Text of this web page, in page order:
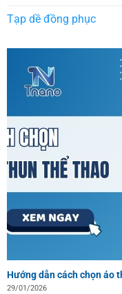
Tạp dề đồng phục
Hướng dẫn cách chọn áo
29/01/2026